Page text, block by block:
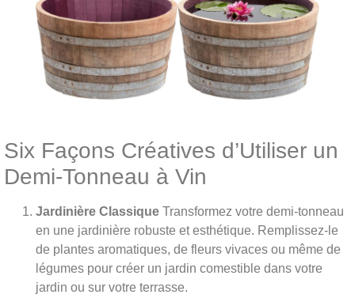
Six Façons Créatives d’Utiliser un
Demi-Tonneau à Vin
Jardinière Classique Transformez votre demi-tonneau
en une jardinière robuste et esthétique. Remplissez-le
de plantes aromatiques, de fleurs vivaces ou même de
légumes pour créer un jardin comestible dans votre
jardin ou sur votre terrasse.